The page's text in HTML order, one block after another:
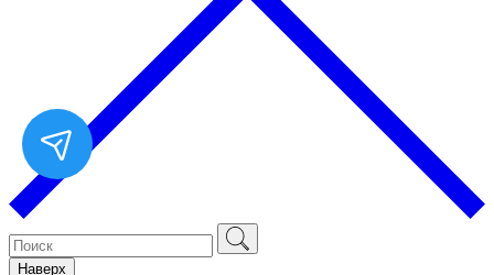
Наверх